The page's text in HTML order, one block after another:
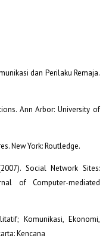
dan Perilaku Remaja.
Ann Arbor: University of
New York: Routledge.
Social Network Sites:
of Computer-mediated
Komunikasi, Ekonomi,
Kencana